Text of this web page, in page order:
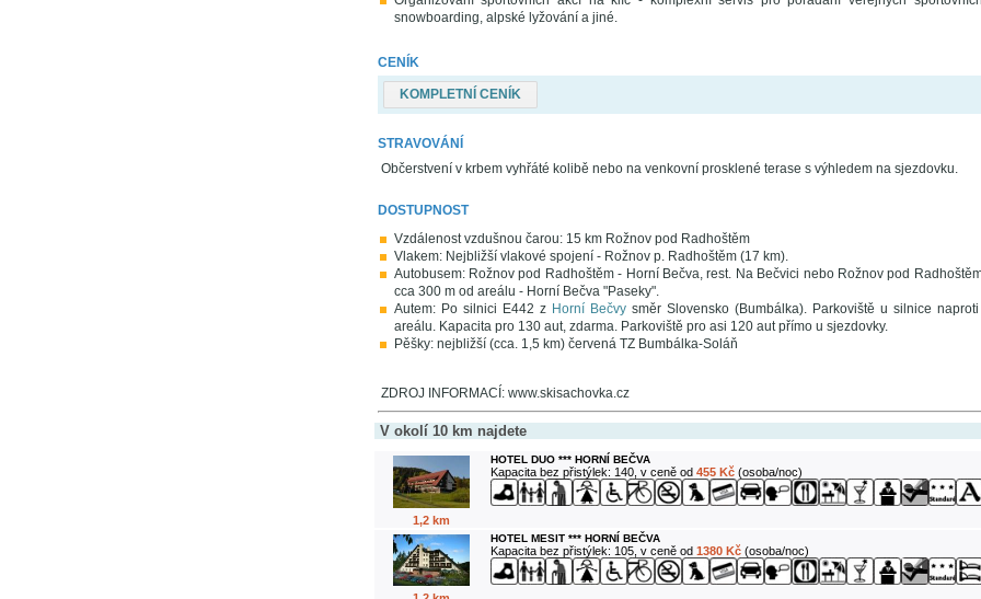
snowboarding, alpské lyžování a jiné.
CENÍK
KOMPLETNÍ CENÍK
STRAVOVÁNÍ
Občerstvení v krbem vyhřáté kolibě nebo na venkovní prosklené terase s výhledem na sjezdovku.
DOSTUPNOST
Vzdálenost vzdušnou čarou: 15 km Rožnov pod Radhoštěm
Vlakem: Nejbližší vlakové spojení - Rožnov p. Radhoštěm (17 km).
Autobusem: Rožnov pod Radhoštěm - Horní Bečva, rest. Na Bečvici nebo Rožnov pod
cca 300 m od areálu - Horní Bečva "Paseky".
Autem: Po silnici E442 z Horní Bečvysměr Slovensko (Bumbálka). Parkoviště u silnice
areálu. Kapacita pro 130 aut, zdarma. Parkoviště pro asi 120 aut přímo u sjezdovky.
Pěšky: nejbližší (cca. 1,5 km) červená TZ Bumbálka-Soláň
ZDROJ INFORMACÍ: www.skisachovka.cz
V okolí 10 km najdete
1,2 km
HOTEL DUO *** HORNÍ BEČVA
Kapacita bez přistýlek: 140, v ceně od 455 Kč(osoba/noc)
HOTEL MESIT *** HORNÍ BEČVA
Kapacita bez přistýlek: 105, v ceně od 1380 Kč(osoba/noc)